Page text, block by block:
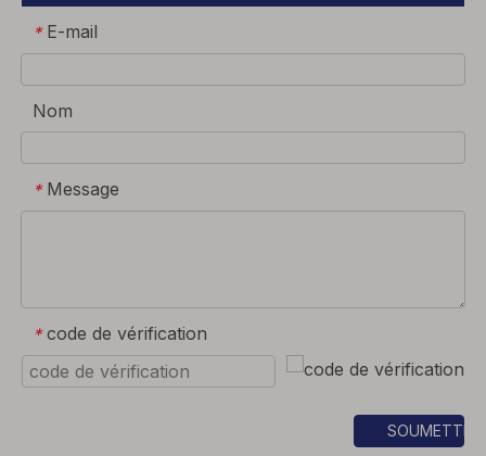
* E-mail
Nom
* Message
* code de vérification
SOUMETTRE